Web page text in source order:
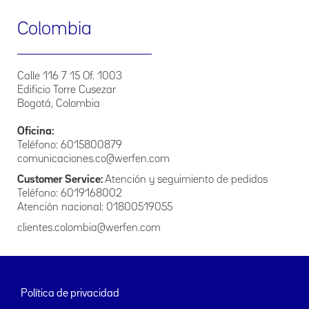
El presente Manual de Políticas de Tratamiento de la
Información que La Empresa posee, se regirá por los
Principio de veracidad o calidad. La información contenida
en las bases de datos debe ser veraz, completa, exacta,
actualizada, comprobable y comprensible. Se prohíbe el
registro y divulgación de datos parciales, incompletos,
Principio de finalidad. El tratamiento debe obedecer a una
finalidad legítima de acuerdo con la constitución y la ley, la
Principio de legalidad: El Tratamiento a que se refiere la
presente política debe sujetarse a lo establecido en ella y en
información del titular no podrá ser suministrada a
Colombia
Calle 116 7 15 Of. 1003
Edificio Torre Cusezar
Bogotá, Colombia
Oficina:
Teléfono: 6015800879
comunicaciones.co@werfen.com
Customer Service: Atención y seguimiento de pedidos
Teléfono: 6019168002
Atención nacional: 01800519055
clientes.colombia@werfen.com
Política de privacidad